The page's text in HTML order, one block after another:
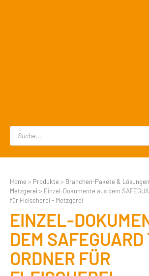
Home > Produkte > Branchen-Pakete & Lösungen
Metzgerei> Einzel-Dokumente aus dem
für Fleischerei - Metzgerei
EINZEL-
DEM
ORDNER FÜR